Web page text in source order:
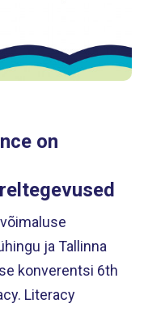
on
ja Tallinna
konverentsi 6th
Literacy